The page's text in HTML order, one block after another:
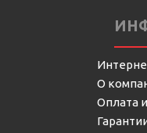
О
Оплата